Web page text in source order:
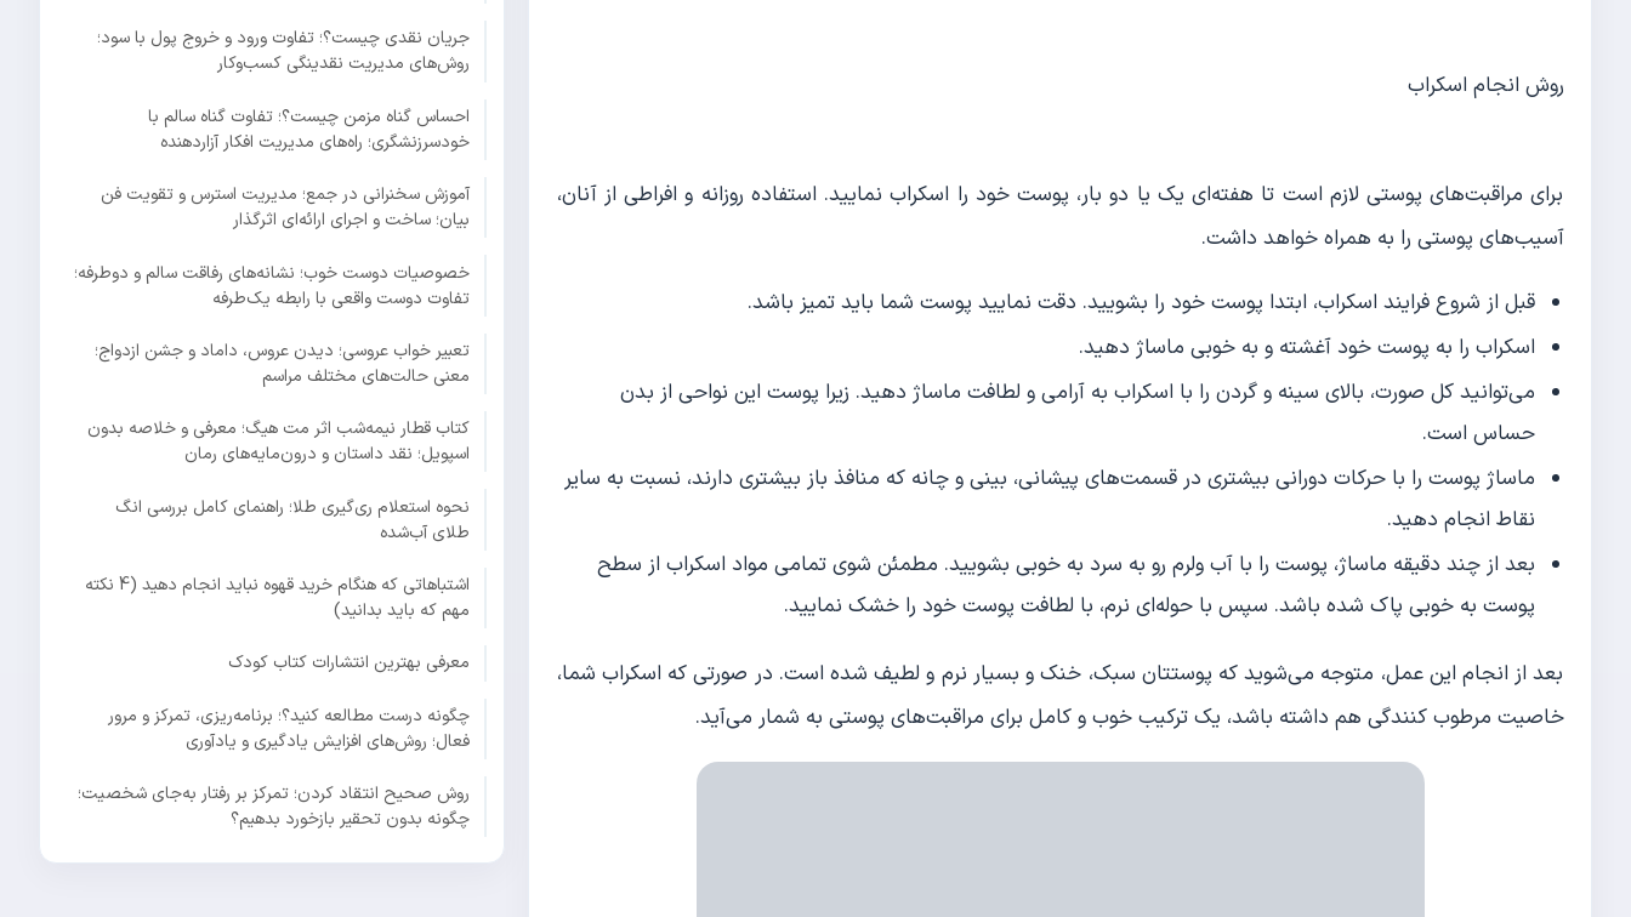
روش انجام اسکراب
برای مراقبت‌های پوستی لازم است تا هفته‌ای یک یا دو بار، پوست خود را اسکراب نمایید. استفاده روزانه و افراطی از آنان،
آسیب‌های پوستی را به همراه خواهد داشت.
قبل از شروع فرایند اسکراب، ابتدا پوست خود را بشویید. دقت نمایید پوست شما باید تمیز باشد.
اسکراب را به پوست خود آغشته و به خوبی ماساژ دهید.
می‌توانید کل صورت، بالای سینه و گردن را با اسکراب به آرامی و لطافت ماساژ دهید. زیرا پوست این نواحی از بدن
حساس‌ است.
ماساژ پوست را با حرکات دورانی بیشتری در قسمت‌های پیشانی، بینی و چانه که منافذ باز بیشتری دارند، نسبت به سایر
نقاط انجام دهید.
بعد از چند دقیقه ماساژ، پوست را با آب ولرم رو به سرد به خوبی بشویید. مطمئن شوی تمامی مواد اسکراب از سطح
پوست به خوبی پاک شده باشد. سپس با حوله‌ای نرم، با لطافت پوست خود را خشک نمایید.
بعد از انجام این عمل، متوجه می‌شوید که پوستتان سبک، خنک و بسیار نرم و لطیف شده است. در صورتی که اسکراب شما،
خاصیت مرطوب کنندگی هم داشته باشد، یک ترکیب خوب و کامل برای مراقبت‌های پوستی به شمار می‌آید.
جریان نقدی چیست؟؛ تفاوت ورود و خروج پول با سود؛
روش‌های مدیریت نقدینگی کسب‌وکار
احساس گناه مزمن چیست؟؛ تفاوت گناه سالم با
خودسرزنشگری؛ راه‌های مدیریت افکار آزاردهنده
آموزش سخنرانی در جمع؛ مدیریت استرس و تقویت فن
بیان؛ ساخت و اجرای ارائه‌ای اثرگذار
خصوصیات دوست خوب؛ نشانه‌های رفاقت سالم و دوطرفه؛
تفاوت دوست واقعی با رابطه یک‌طرفه
تعبیر خواب عروسی؛ دیدن عروس، داماد و جشن ازدواج؛
معنی حالت‌های مختلف مراسم
کتاب قطار نیمه‌شب اثر مت هیگ؛ معرفی و خلاصه بدون
اسپویل؛ نقد داستان و درون‌مایه‌های رمان
نحوه استعلام ری‌گیری طلا؛ راهنمای کامل بررسی انگ
طلای آب‌شده
اشتباهاتی که هنگام خرید قهوه نباید انجام دهید (4 نکته
مهم که باید بدانید)
معرفی بهترین انتشارات کتاب کودک
چگونه درست مطالعه کنید؟؛ برنامه‌ریزی، تمرکز و مرور
فعال؛ روش‌های افزایش یادگیری و یادآوری
روش صحیح انتقاد کردن؛ تمرکز بر رفتار به‌جای شخصیت؛
چگونه بدون تحقیر بازخورد بدهیم؟